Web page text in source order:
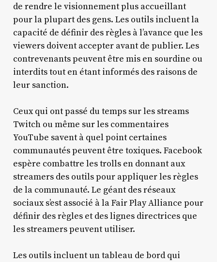
de rendre le visionnement plus accueillant
pour la plupart des gens. Les outils incluent la
capacité de définir des règles à l’avance que les
viewers doivent accepter avant de publier. Les
contrevenants peuvent être mis en sourdine ou
interdits tout en étant informés des raisons de
leur sanction.
Ceux qui ont passé du temps sur les streams
Twitch ou même sur les commentaires
YouTube savent à quel point certaines
communautés peuvent être toxiques. Facebook
espère combattre les trolls en donnant aux
streamers des outils pour appliquer les règles
de la communauté. Le géant des réseaux
sociaux s’est associé à la Fair Play Alliance pour
définir des règles et des lignes directrices que
les streamers peuvent utiliser.
Les outils incluent un tableau de bord qui